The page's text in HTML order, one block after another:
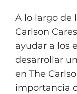
A lo largo de
Carlson
ayudar a los
desarrollar
en The
importancia